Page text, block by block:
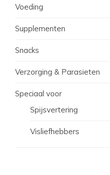
Voeding
Supplementen
Snacks
Verzorging & Parasieten
Speciaal voor
Spijsvertering
Visliefhebbers